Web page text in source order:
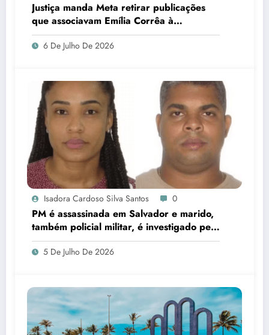
Justiça manda Meta retirar publicações
que associavam Emília Corrêa à
corrupção e identificar responsáveis
6 De Julho De 2026
Isadora Cardoso Silva Santos 0
PM é assassinada em Salvador e marido,
também policial militar, é investigado pelo
crime
5 De Julho De 2026